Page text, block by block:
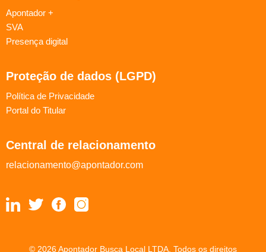
Apontador +
SVA
Presença digital
Proteção de dados (LGPD)
Política de Privacidade
Portal do Titular
Central de relacionamento
relacionamento@apontador.com
© 2026 Apontador Busca Local LTDA. Todos os direitos